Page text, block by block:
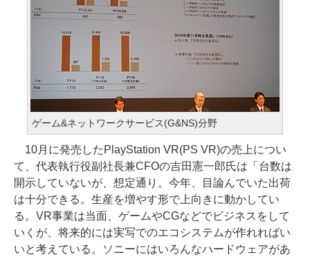
ゲーム&ネットワークサービス(G&NS)分野
10月に発売したPlayStation VR(PS VR)の売上につい
て、代表執行役副社長兼CFOの吉田憲一郎氏は「台数は
開示していないが、想定通り。今年、目論んでいた出荷
は十分できる。生産を増やす形で上向きに動かしてい
る。VR事業は当面、ゲームやCGなどでビジネスをして
いくが、将来的には実写でのエコシステムが作れればい
いと考えている。ソニーにはいろんなハードウェアがあ